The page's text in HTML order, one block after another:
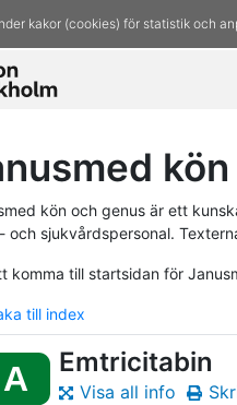
kakor (cookies) för statistik och
kön och genus är ett
och sjukvårdspersonal.
komma till startsidan för
till index
A Emtricitabin
Visa all info